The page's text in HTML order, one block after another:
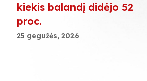
kiekis balandį didėjo 52
proc.
25 gegužės, 2026